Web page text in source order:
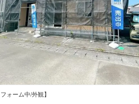
フォーム中/外観】